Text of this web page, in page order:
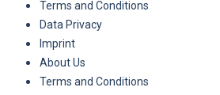
Terms and Conditions
Data Privacy
Imprint
About Us
Terms and Conditions